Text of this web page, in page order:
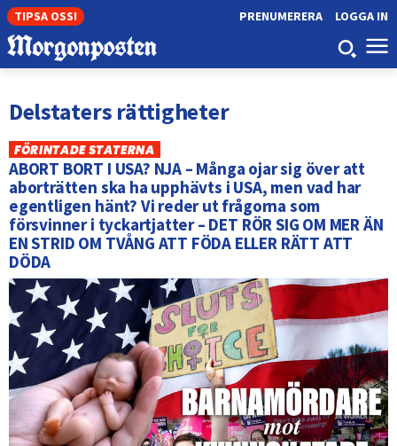
TIPSA OSS! LOGGA IN
PRENUMERERA
Delstaters rättigheter
FÖRINTADE STATERNA
ABORT BORT I USA? NJA – Många ojar sig över att
aborträtten ska ha upphävts i USA, men vad har
egentligen hänt? Vi reder ut frågorna som
försvinner i tyckartjatter – DET RÖR SIG OM MER ÄN
EN STRID OM TVÅNG ATT FÖDA ELLER RÄTT ATT
DÖDA